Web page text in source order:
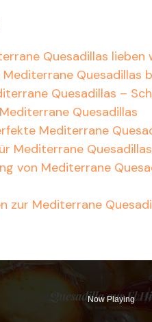
Quesadillas lieben
Quesadillas
Quesadillas –
Quesadillas
Mediterrane
Mediterrane Quesadillas
von Mediterrane
zur Mediterrane
Now Playing